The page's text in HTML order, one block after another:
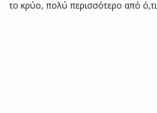
το κρύο, πολύ περισσότερο από